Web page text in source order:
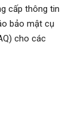
cấp thông tin
bảo mật cụ
cho các